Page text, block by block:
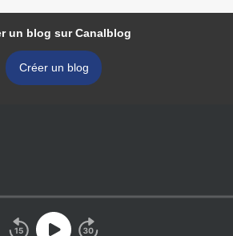
un blog sur Canalblog
Créer un blog